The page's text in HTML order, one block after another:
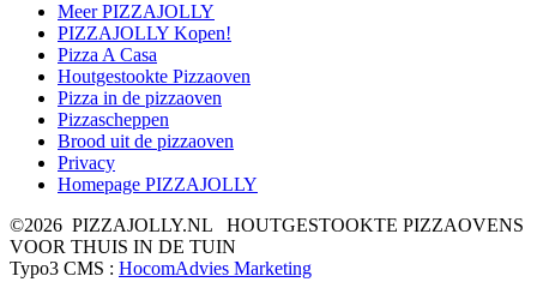
Meer PIZZAJOLLY
PIZZAJOLLY Kopen!
Pizza A Casa
Houtgestookte Pizzaoven
Pizza in de pizzaoven
Pizzascheppen
Brood uit de pizzaoven
Privacy
Homepage PIZZAJOLLY
©2026 PIZZAJOLLY.NL HOUTGESTOOKTE PIZZAOVENS
VOOR THUIS IN DE TUIN
Typo3 CMS : HocomAdvies Marketing